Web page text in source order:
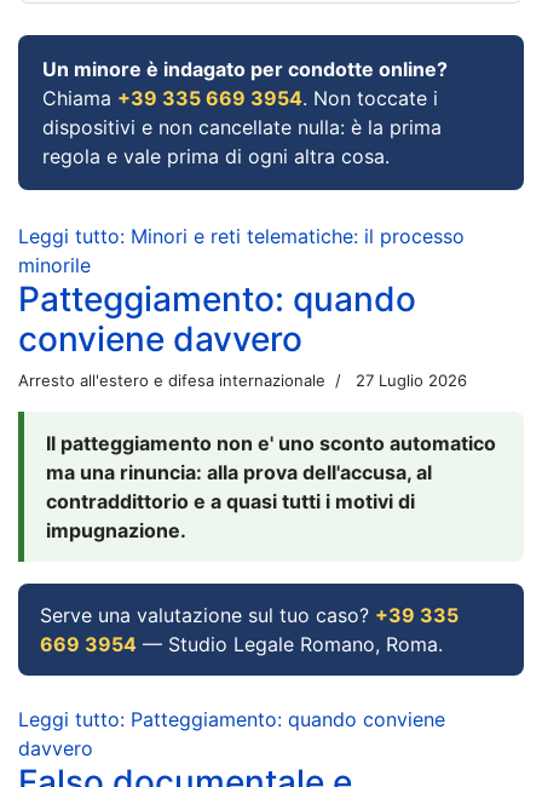
Un minore è indagato per condotte online?
Chiama +39 335 669 3954. Non toccate i
dispositivi e non cancellate nulla: è la prima
regola e vale prima di ogni altra cosa.
Leggi tutto: Minori e reti telematiche: il processo
minorile
Patteggiamento: quando
conviene davvero
Arresto all'estero e difesa internazionale 27 Luglio 2026
Il patteggiamento non e' uno sconto automatico
ma una rinuncia: alla prova dell'accusa, al
contraddittorio e a quasi tutti i motivi di
impugnazione.
Serve una valutazione sul tuo caso? +39 335
669 3954 — Studio Legale Romano, Roma.
Leggi tutto: Patteggiamento: quando conviene
davvero